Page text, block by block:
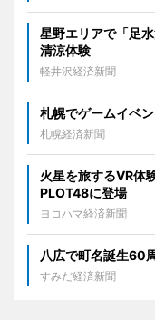
星野エリアで「足
清涼体験
軽井沢経済新聞
札幌でゲームイベ
札幌経済新聞
火星を旅するVR
PLOT48に登場
ヨコハマ経済新聞
八広で町名誕生60
すみだ経済新聞